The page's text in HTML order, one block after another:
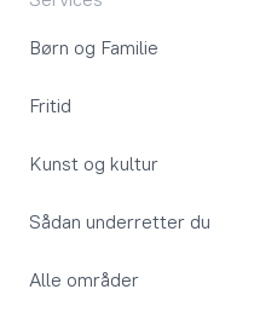
Børn og Familie
Fritid
Kunst og kultur
Sådan underretter du
Alle områder